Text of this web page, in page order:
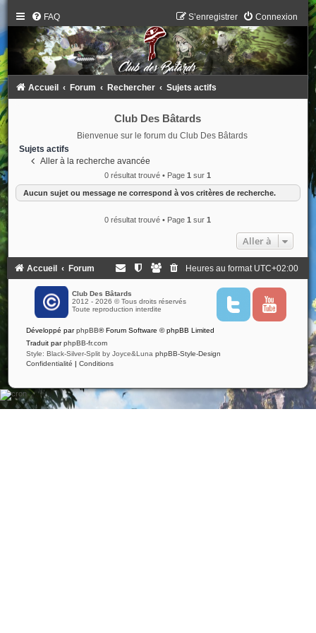
FAQ Connexion
S’enregistrer
Accueil Forum Rechercher Sujets actifs
Club Des Bâtards
Bienvenue sur le forum du Club Des Bâtards
Sujets actifs
Aller à la recherche avancée
0 résultat trouvé • Page1 sur1
Aucun sujet ou message ne correspond à vos critères de recherche.
0 résultat trouvé • Page1 sur1
Aller à
Accueil Forum Heures au format UTC+02:00
Club Des Bâtards
2012 - 2026 © Tous droits réservés
Toute reproduction interdite
T
i
Y
u
Développé parphpBB® Forum Software © phpBB Limited
Traduit parphpBB-fr.com
Style: Black-Silver-Split by Joyce&Luna phpBB-Style-Design
Confidentialité | Conditions